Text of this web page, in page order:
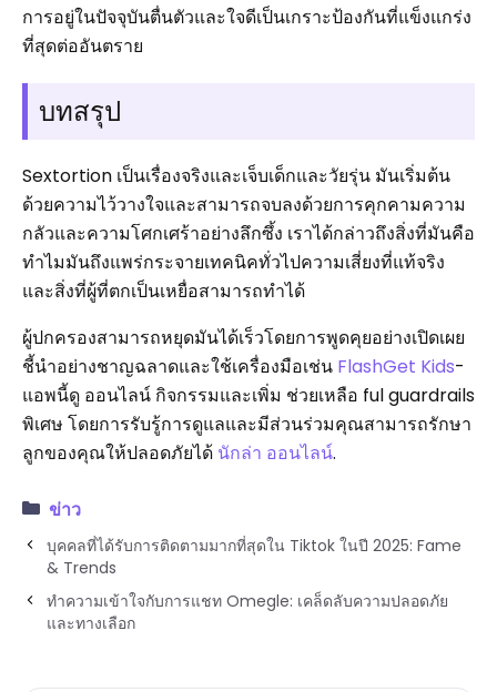
การอยู่ในปัจจุบันตื่นตัวและใจดีเป็นเกราะป้องกันที่แข็งแกร่ง
ที่สุดต่ออันตราย
บทสรุป
Sextortion เป็นเรื่องจริงและเจ็บเด็กและวัยรุ่น มันเริ่มต้น
ด้วยความไว้วางใจและสามารถจบลงด้วยการคุกคามความ
กลัวและความโศกเศร้าอย่างลึกซึ้ง เราได้กล่าวถึงสิ่งที่มันคือ
ทำไมมันถึงแพร่กระจายเทคนิคทั่วไปความเสี่ยงที่แท้จริง
และสิ่งที่ผู้ที่ตกเป็นเหยื่อสามารถทำได้
ผู้ปกครองสามารถหยุดมันได้เร็วโดยการพูดคุยอย่างเปิดเผย
ชี้นำอย่างชาญฉลาดและใช้เครื่องมือเช่น FlashGet Kids-
แอพนี้ดู ออนไลน์ กิจกรรมและเพิ่ม ช่วยเหลือ ful guardrails
พิเศษ โดยการรับรู้การดูแลและมีส่วนร่วมคุณสามารถรักษา
ลูกของคุณให้ปลอดภัยได้ นักล่า ออนไลน์.
ข่าว
บุคคลที่ได้รับการติดตามมากที่สุดใน Tiktok ในปี 2025: Fame
& Trends
ทำความเข้าใจกับการแชท Omegle: เคล็ดลับความปลอดภัย
และทางเลือก